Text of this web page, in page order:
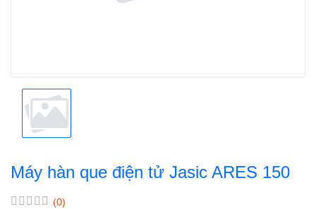
Máy hàn que điện tử Jasic ARES 150
(0)